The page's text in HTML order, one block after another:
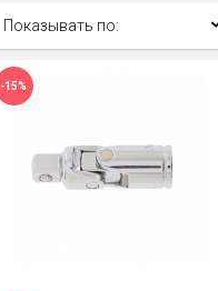
Показывать по:
-15%